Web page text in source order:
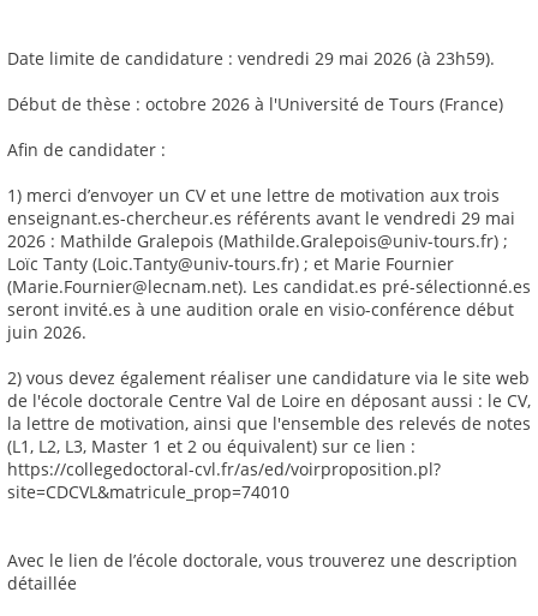
Date limite de candidature : vendredi 29 mai 2026 (à 23h59).
Début de thèse : octobre 2026 à l'Université de Tours (France)
Afin de candidater :
1) merci d’envoyer un CV et une lettre de motivation aux trois
enseignant.es-chercheur.es référents avant le vendredi 29 mai
2026 : Mathilde Gralepois (Mathilde.Gralepois@univ-tours.fr) ;
Loïc Tanty (Loic.Tanty@univ-tours.fr) ; et Marie Fournier
(Marie.Fournier@lecnam.net). Les candidat.es pré-sélectionné.es
seront invité.es à une audition orale en visio-conférence début
juin 2026.
2) vous devez également réaliser une candidature via le site web
de l'école doctorale Centre Val de Loire en déposant aussi : le CV,
la lettre de motivation, ainsi que l'ensemble des relevés de notes
(L1, L2, L3, Master 1 et 2 ou équivalent) sur ce lien :
https://collegedoctoral-cvl.fr/as/ed/voirproposition.pl?
site=CDCVL&matricule_prop=74010
Avec le lien de l’école doctorale, vous trouverez une description
détaillée